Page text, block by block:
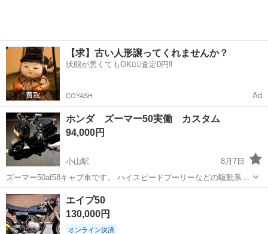
【求】古い人形譲ってくれませんか？
状態が悪くてもOK🙆‍♀️査定0円‼️
COYASH Ad
ホンダ ズーマー50実働 カスタム
94,000円
小山駅
8月7日
ズーマー50af58キャブ車です。 ハイスピードプーリーなどの駆動系部
品も沢山搭載してあり最高速は確認できる限りだと65kmでした。 異
音無くアイドリング、吹き上がり良好です。セル、キック一発です。
ロングホイールにしてありま...
栃木 小山市 小山駅
エイプ50
130,000円
オンライン決済